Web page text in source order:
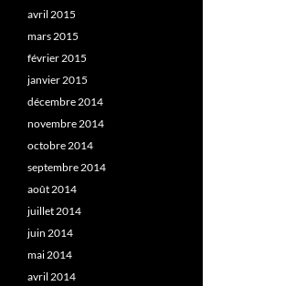
avril 2015
mars 2015
février 2015
janvier 2015
décembre 2014
novembre 2014
octobre 2014
septembre 2014
août 2014
juillet 2014
juin 2014
mai 2014
avril 2014